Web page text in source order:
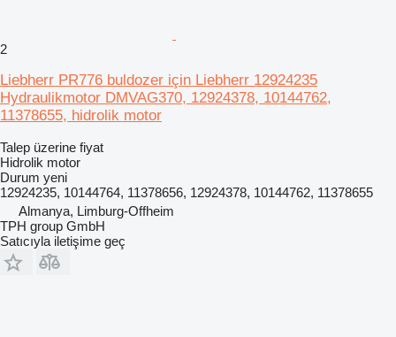
2
Liebherr PR776 buldozer için Liebherr 12924235
Hydraulikmotor DMVAG370, 12924378, 10144762,
11378655, hidrolik motor
Talep üzerine fiyat
Hidrolik motor
Durum yeni
12924235, 10144764, 11378656, 12924378, 10144762, 11378655
Almanya, Limburg-Offheim
TPH group GmbH
Satıcıyla iletişime geç